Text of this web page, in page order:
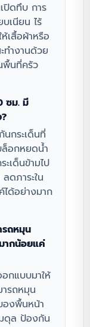
ปิดทึบ การ
บเนียน ไร้
เสื้อผ้าหรือ
ทำงานด้วย
พื้นที่ครัว
ซม. มี
กระเด็นที่
อกหยดน้ำ
ะเด็นข้ามไป
ดภาระใน
ได้อย่างมาก
ถหมุน
ากน้อยแค่
กแบบมาให้
รถหมุน
องพื้นหน้า
ดุล ป้องกัน